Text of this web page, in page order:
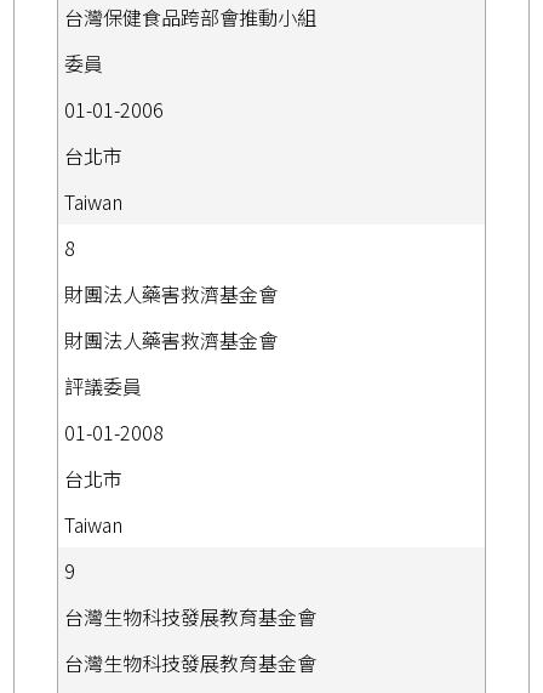
台灣保健食品跨部會推動小組
委員
01-01-2006
台北市
Taiwan
8
財團法人藥害救濟基金會
財團法人藥害救濟基金會
評議委員
01-01-2008
台北市
Taiwan
9
台灣生物科技發展教育基金會
台灣生物科技發展教育基金會